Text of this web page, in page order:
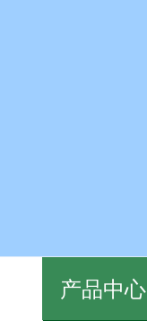
产品中心